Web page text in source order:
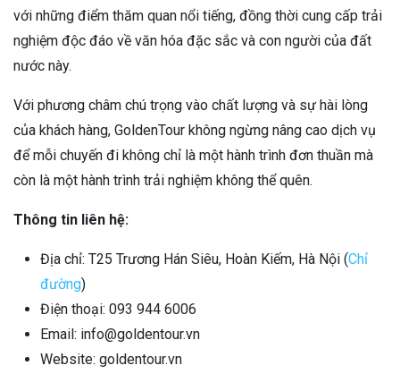
với những điểm thăm quan nổi tiếng, đồng thời cung cấp trải
nghiệm độc đáo về văn hóa đặc sắc và con người của đất
nước này.
Với phương châm chú trọng vào chất lượng và sự hài lòng
của khách hàng, GoldenTour không ngừng nâng cao dịch vụ
để mỗi chuyến đi không chỉ là một hành trình đơn thuần mà
còn là một hành trình trải nghiệm không thể quên.
Thông tin liên hệ:
Địa chỉ: T25 Trương Hán Siêu, Hoàn Kiếm, Hà Nội (Chỉ
đường)
Điện thoại: 093 944 6006
Email: info@goldentour.vn
Website: goldentour.vn